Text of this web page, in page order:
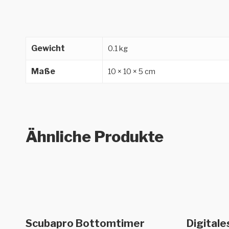
Gewicht 0.1 kg
Maße 10 × 10 × 5 cm
Ähnliche Produkte
In den Warenkorb
Scubapro Bottomtimer